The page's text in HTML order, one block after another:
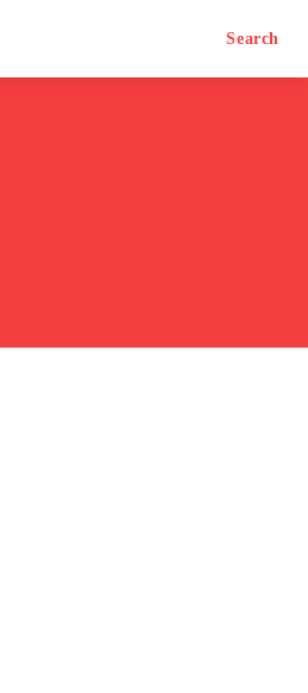
Search